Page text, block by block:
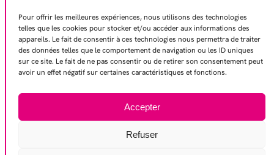
Pour offrir les meilleures expériences, nous utilisons des technologies
telles que les cookies pour stocker et/ou accéder aux informations des
appareils. Le fait de consentir à ces technologies nous permettra de traiter
des données telles que le comportement de navigation ou les ID uniques
sur ce site. Le fait de ne pas consentir ou de retirer son consentement peut
avoir un effet négatif sur certaines caractéristiques et fonctions.
Accepter
Refuser
EN SAVOIR PLUS
Mentions légales
Conditions générales de ventes
Politique de confidentialité